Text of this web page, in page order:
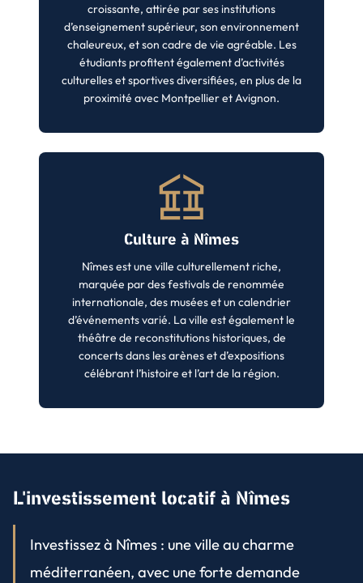
croissante, attirée par ses institutions
d’enseignement supérieur, son environnement
chaleureux, et son cadre de vie agréable. Les
étudiants profitent également d’activités
culturelles et sportives diversifiées, en plus de la
proximité avec Montpellier et Avignon.
Culture à Nîmes
Nîmes est une ville culturellement riche,
marquée par des festivals de renommée
internationale, des musées et un calendrier
d’événements varié. La ville est également le
théâtre de reconstitutions historiques, de
concerts dans les arènes et d’expositions
célébrant l’histoire et l’art de la région.
L'investissement locatif à Nîmes
Investissez à Nîmes : une ville au charme
méditerranéen, avec une forte demande